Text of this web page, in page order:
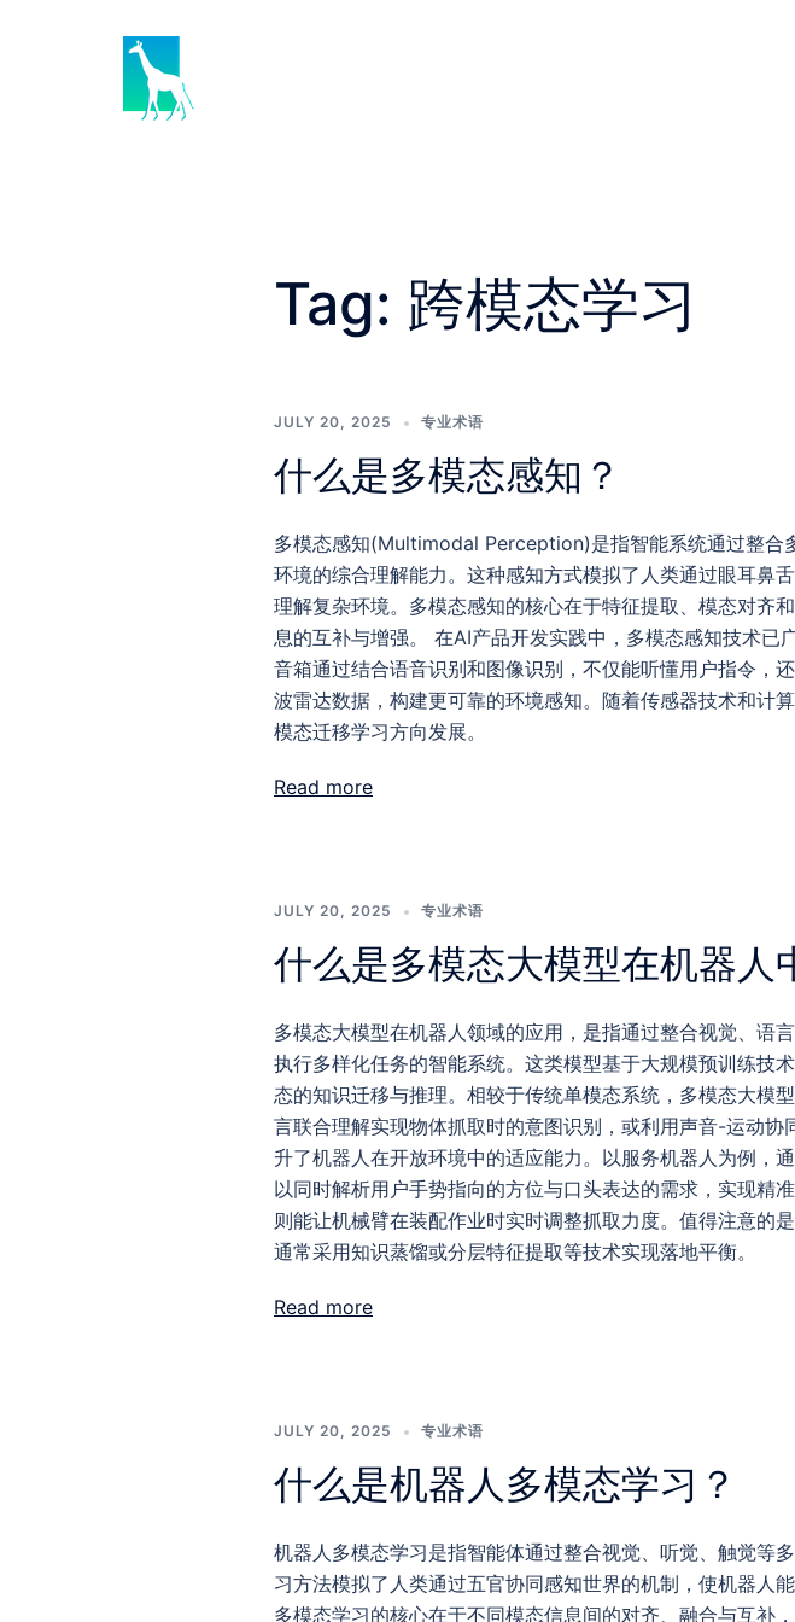
Tag: 跨模态学习
JULY 20, 2025 专业术语
什么是多模态感知？
多模态感知(Multimodal Perception)是指智能系统通过整合
环境的综合理解能力。这种感知方式模拟了人类通过眼耳鼻
理解复杂环境。多模态感知的核心在于特征提取、模态对齐
息的互补与增强。 在AI产品开发实践中，多模态感知技术
音箱通过结合语音识别和图像识别，不仅能听懂用户指令，
波雷达数据，构建更可靠的环境感知。随着传感器技术和计
模态迁移学习方向发展。
Read more
JULY 20, 2025 专业术语
什么是多模态大模型在机器人
多模态大模型在机器人领域的应用，是指通过整合视觉、语
执行多样化任务的智能系统。这类模型基于大规模预训练技
态的知识迁移与推理。相较于传统单模态系统，多模态大模
言联合理解实现物体抓取时的意图识别，或利用声音-运动
升了机器人在开放环境中的适应能力。以服务机器人为例，
以同时解析用户手势指向的方位与口头表达的需求，实现精
则能让机械臂在装配作业时实时调整抓取力度。值得注意的
通常采用知识蒸馏或分层特征提取等技术实现落地平衡。
Read more
JULY 20, 2025 专业术语
什么是机器人多模态学习？
机器人多模态学习是指智能体通过整合视觉、听觉、触觉等
习方法模拟了人类通过五官协同感知世界的机制，使机器人
多模态学习的核心在于不同模态信息间的对齐、融合与互补